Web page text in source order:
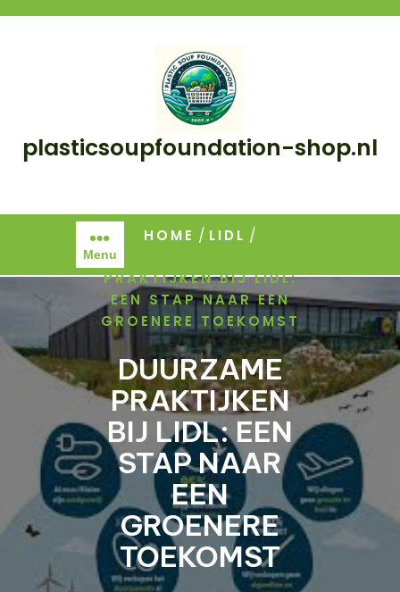
plasticsoupfoundation-shop.nl
Menu
HOME / LIDL /
PRAKTIJKEN BIJ LIDL:
EEN STAP NAAR EEN
GROENERE TOEKOMST
DUURZAME
PRAKTIJKEN
BIJ LIDL: EEN
STAP NAAR
EEN
GROENERE
TOEKOMST